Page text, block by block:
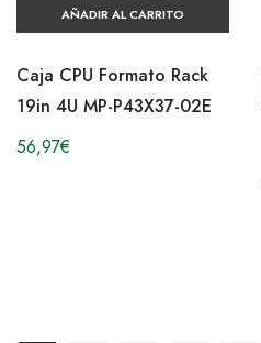
AÑADIR AL CARRITO
Caja CPU Formato Rack
19in 4U MP-P43X37-02E
56,97€